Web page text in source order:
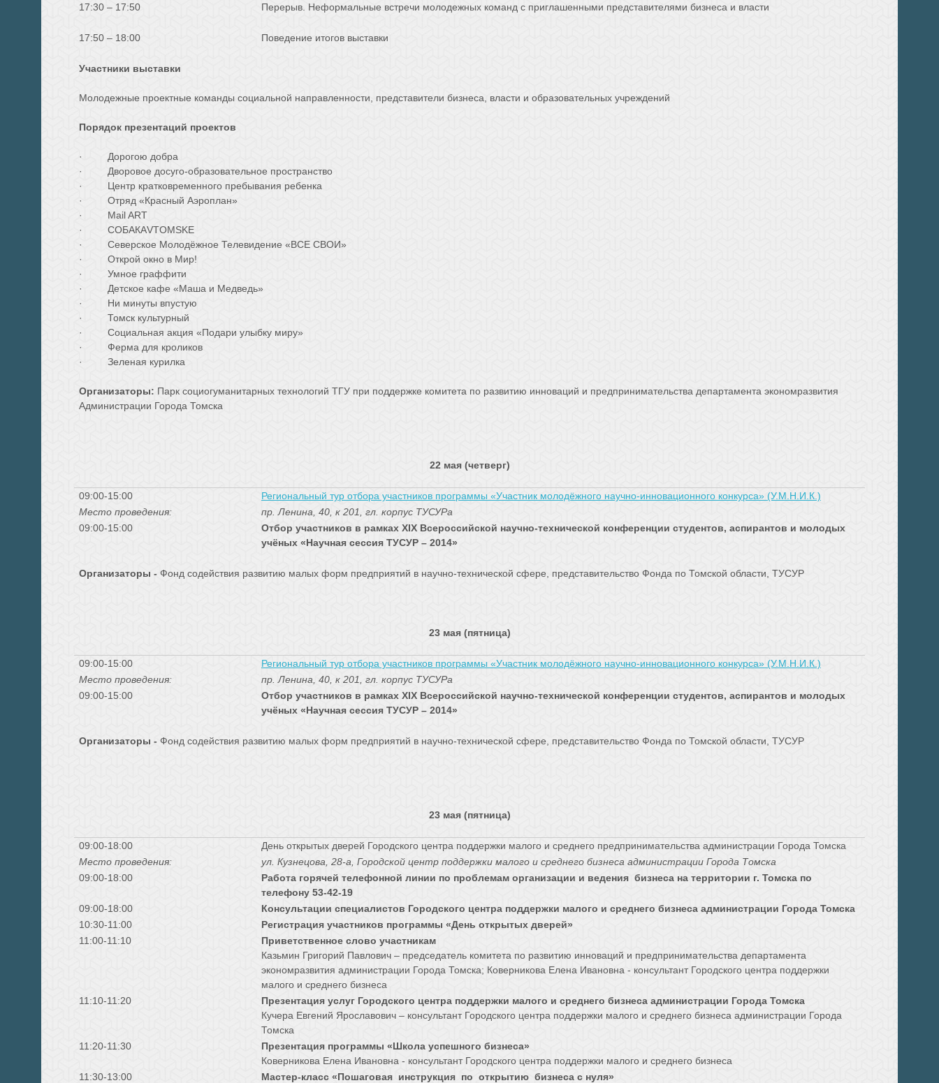
17:30 – 17:50 Перерыв. Неформальные встречи молодежных команд с приглашенными представителями бизнеса и власти
17:50 – 18:00 Поведение итогов выставки
Участники выставки
Молодежные проектные команды социальной направленности, представители бизнеса, власти и образовательных учреждений
Порядок презентаций проектов
·
Дорогою добра
·
Дворовое досуго-образовательное пространство
·
Центр кратковременного пребывания ребенка
·
Отряд «Красный Аэроплан»
·
Mail ART
·
СОБАКАVTOMSKE
·
Северское Молодёжное Телевидение «ВСЕ СВОИ»
·
Открой окно в Мир!
·
Умное граффити
·
Детское кафе «Маша и Медведь»
·
Ни минуты впустую
·
Томск культурный
·
Социальная акция «Подари улыбку миру»
·
Ферма для кроликов
·
Зеленая курилка
Организаторы: Парк социогуманитарных технологий ТГУ при поддержке комитета по развитию инноваций и предпринимательства департамента экономразвития
Администрации Города Томска
22 мая (четверг)
09:00-15:00
Региональный тур отбора участников программы «Участник молодёжного научно-инновационного конкурса» (У.М.Н.И.К.)
Место проведения:
пр. Ленина, 40, к 201, гл. корпус ТУСУРа
09:00-15:00
Отбор участников в рамках XIX Всероссийской научно-технической конференции студентов, аспирантов и молодых
учёных «Научная сессия ТУСУР – 2014»
Организаторы - Фонд содействия развитию малых форм предприятий в научно-технической сфере, представительство Фонда по Томской области, ТУСУР
23 мая (пятница)
09:00-15:00
Региональный тур отбора участников программы «Участник молодёжного научно-инновационного конкурса» (У.М.Н.И.К.)
Место проведения:
пр. Ленина, 40, к 201, гл. корпус ТУСУРа
09:00-15:00
Отбор участников в рамках XIX Всероссийской научно-технической конференции студентов, аспирантов и молодых
учёных «Научная сессия ТУСУР – 2014»
Организаторы - Фонд содействия развитию малых форм предприятий в научно-технической сфере, представительство Фонда по Томской области, ТУСУР
23 мая (пятница)
09:00-18:00
День открытых дверей Городского центра поддержки малого и среднего предпринимательства администрации Города Томска
Место проведения:
ул. Кузнецова, 28-а, Городской центр поддержки малого и среднего бизнеса администрации Города Томска
09:00-18:00
Работа горячей телефонной линии по проблемам организации и ведения бизнеса на территории г. Томска по
телефону 53-42-19
09:00-18:00
Консультации специалистов Городского центра поддержки малого и среднего бизнеса администрации Города Томска
10:30-11:00
Регистрация участников программы «День открытых дверей»
11:00-11:10
Приветственное слово участникам
Казьмин Григорий Павлович – председатель комитета по развитию инноваций и предпринимательства департамента
экономразвития администрации Города Томска; Коверникова Елена Ивановна - консультант Городского центра поддержки
малого и среднего бизнеса
11 :10-11 :20
Презентация услуг Городского центра поддержки малого и среднего бизнеса администрации Города Томска
Кучера Евгений Ярославович – консультант Городского центра поддержки малого и среднего бизнеса администрации Города
Томска
11 :20-11 :30
Презентация программы «Школа успешного бизнеса»
Коверникова Елена Ивановна - консультант Городского центра поддержки малого и среднего бизнеса
11:30-13:00
Мастер-класс «Пошаговая инструкция по открытию бизнеса с нуля»